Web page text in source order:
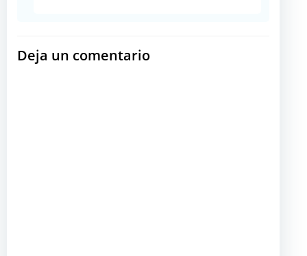
Deja un comentario